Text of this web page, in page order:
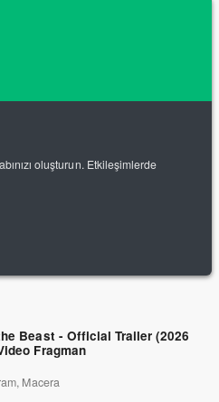
oluşturun. Etkileşimlerde
Beast - Official Trailer (2026
Fragman
Macera